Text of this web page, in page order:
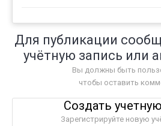
Для публикации
учётную запись или
Вы должны быть
чтобы оставить
Создать
Зарегистрируйте новую